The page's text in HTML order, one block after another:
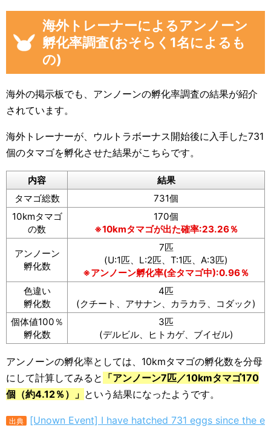
海外トレーナーによるアンノーン
孵化率調査(おそらく1名によるも
の)
海外の掲示板でも、アンノーンの孵化率調査の結果が紹介
されています。
海外トレーナーが、ウルトラボーナス開始後に入手した731
個のタマゴを孵化させた結果がこちらです。
内容
結果
タマゴ総数
731個
10kmタマゴ
の数
170個
※10kmタマゴが出た確率:23.26％
アンノーン
孵化数
7匹
(U:1匹、L:2匹、T:1匹、A:3匹)
※アンノーン孵化率(全タマゴ中):0.96％
色違い
孵化数
4匹
(クチート、アサナン、カラカラ、コダック)
個体値100％
孵化数
3匹
(デルビル、ヒトカゲ、ブイゼル)
アンノーンの孵化率としては、10kmタマゴの孵化数を分母
にして計算してみると 「アンノーン7匹／10kmタマゴ170
個（約4.12％）」 という結果になったようです。
出典
[Unown Event] I have hatched 731 eggs since the e